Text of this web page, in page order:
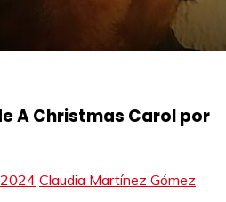
A Christmas Carol por
Claudia Martínez Gómez